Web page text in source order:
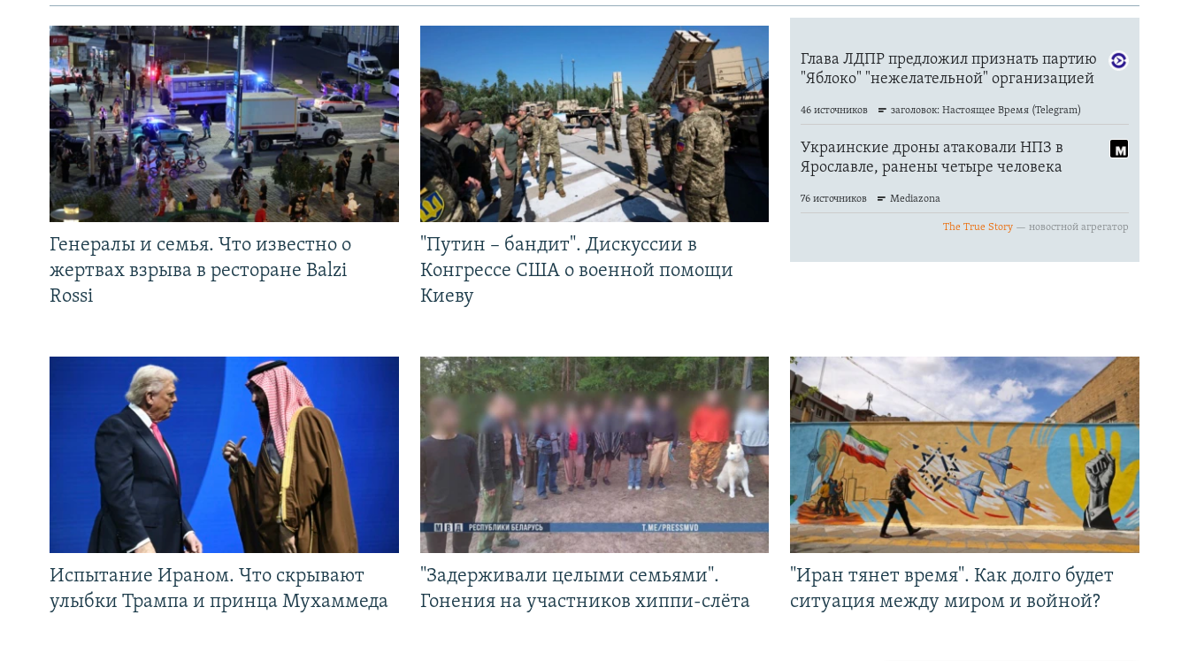
Генералы и семья. Что известно о
жертвах взрыва в ресторане Balzi
Rossi
"Путин – бандит". Дискуссии в
Конгрессе США о военной помощи
Киеву
Испытание Ираном. Что скрывают
улыбки Трампа и принца Мухаммеда
"Задерживали целыми семьями".
Гонения на участников хиппи-слёта
"Иран тянет время". Как долго будет
ситуация между миром и войной?